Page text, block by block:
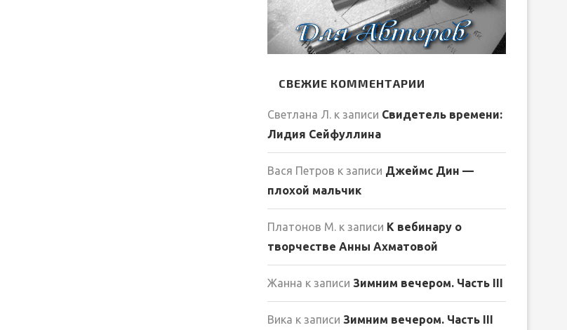
СВЕЖИЕ КОММЕНТАРИИ
Светлана Л. к записи Свидетель времени:
Лидия Сейфуллина
Вася Петров к записи Джеймс Дин —
плохой мальчик
Платонов М. к записи К вебинару о
творчестве Анны Ахматовой
Жанна к записи Зимним вечером. Часть III
Вика к записи Зимним вечером. Часть III